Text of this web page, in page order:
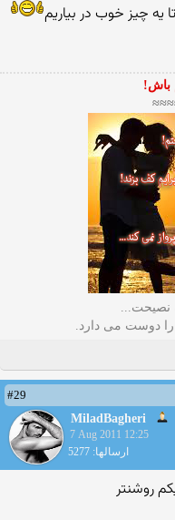
چیز خوب در بیاریم
باش!
نصیحت...
دوست می دارد.
#29
MiladBagheri
7 Aug 2011 12:25
ارسالها: 5277
روشنتر